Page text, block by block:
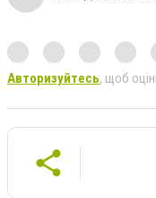
Авторизуйтесь, щоб